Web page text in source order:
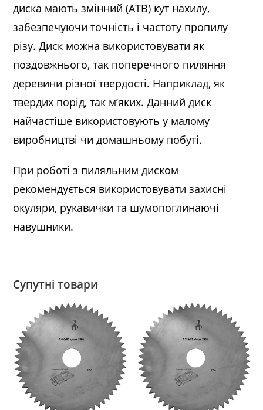
диска мають змінний (ATB) кут нахилу,
забезпечуючи точність і частоту пропилу
різу. Диск можна використовувати як
поздовжнього, так поперечного пиляння
деревини різної твердості. Наприклад, як
твердих порід, так м’яких. Данний диск
найчастіше використовують у малому
виробництві чи домашньому побуті.
При роботі з пиляльним диском
рекомендується використовувати захисні
окуляри, рукавички та шумопоглинаючі
навушники.
Супутні товари